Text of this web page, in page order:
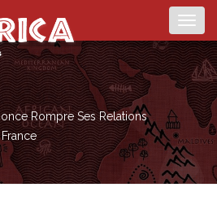
Rompre Ses Relations